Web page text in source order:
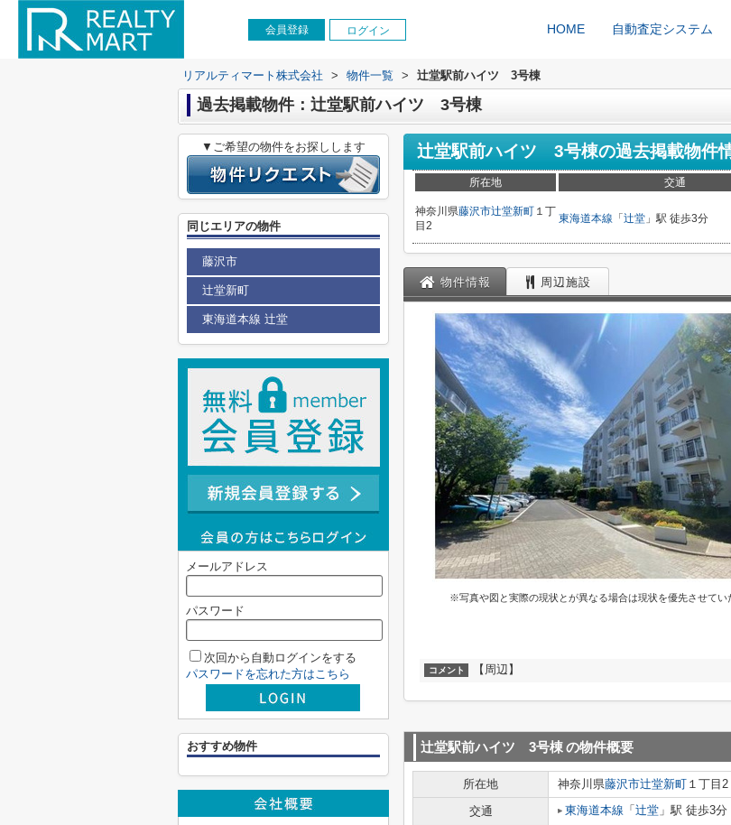
会員登録 ログイン HOME 自動査定システム
リアルティマート株式会社 > 物件一覧 > 辻堂駅前ハイツ 3号棟
過去掲載物件：辻堂駅前ハイツ 3号棟
辻堂駅前ハイツ 3号棟の過去掲載物件
所在地 交通
神奈川県藤沢市辻堂新町 １丁
目2
東海道本線 「 辻堂 」駅 徒歩3分
物件情報 周辺施設
※写真や図と実際の現状とが異なる場合は現状を優先させてい
コメント 【周辺】
辻堂駅前ハイツ 3号棟の物件概要
所在地 神奈川県藤沢市辻堂新町 １丁目2
交通
東海道本線 「 辻堂 」駅 徒歩3分
▼ご希望の物件をお探しします
同じエリアの物件
藤沢市
辻堂新町
東海道本線 辻堂
メールアドレス
パスワード
次回から自動ログインをする
パスワードを忘れた方はこちら
おすすめ物件